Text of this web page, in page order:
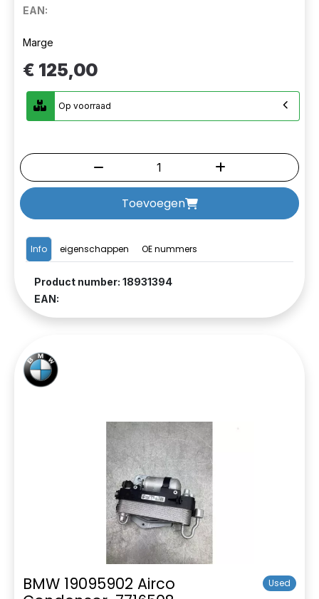
EAN:
Info eigenschappen OE nummers
Product number: 18931394
EAN:
Marge
€ 125,00
Op voorraad
Toevoegen
BMW 19095902 Airco
Used